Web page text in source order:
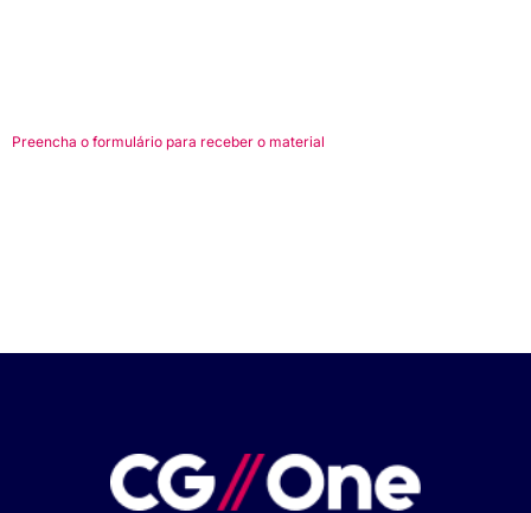
Preencha o formulário para receber o material